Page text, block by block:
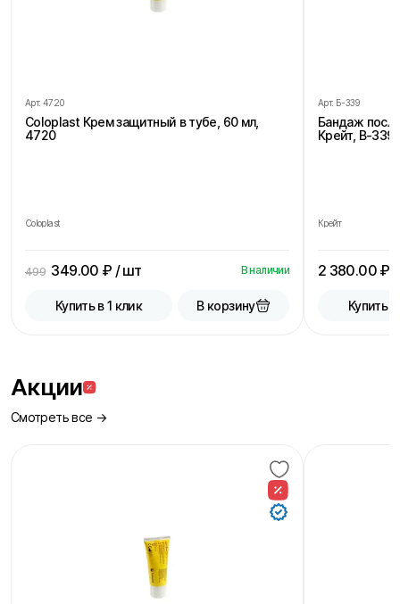
Арт. 4720
Coloplast Крем защитный в тубе, 60 мл,
4720
Coloplast
499 349.00 ₽ / шт В наличии
Купить в 1 клик В корзину
Арт. Б-339
Бандаж
Крейт, В-
Крейт
2 380.00₽ /
Купить в
Акции
Смотреть все →